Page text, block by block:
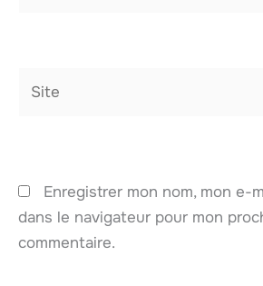
Enregistrer mon nom, mon e-
dans le navigateur pour mon
commentaire.